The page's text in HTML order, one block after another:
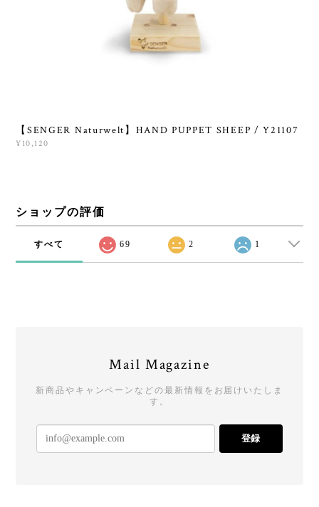
【SENGER Naturwelt】HAND PUPPET SHEEP / Y21107
¥10,120
ショップの評価
すべて 69 2 1
Mail Magazine
新商品やキャンペーンなどの最新情報をお届けいたしま
す。
登録